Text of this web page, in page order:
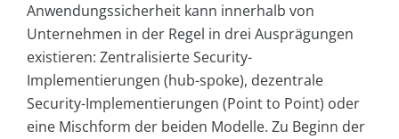
Anwendungssicherheit kann innerhalb von
Unternehmen in der Regel in drei Ausprägungen
exis­tieren: Zentralisierte Security-
Implementierungen (hub-spoke), dezentrale
Security-Implementierungen (Point to Point) oder
eine Mischform der beiden Modelle. Zu Beginn der